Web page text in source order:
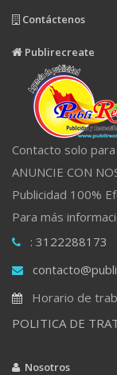
Contáctenos
Publirecreate
Contacto solo
ANUNCIE CON
Publicidad 100%
Para más
: 3122288173
Horario de
POLITICA DE
Nosotros